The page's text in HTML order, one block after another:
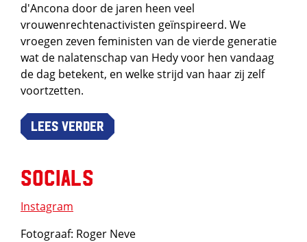
d'Ancona door de jaren heen veel
vrouwenrechtenactivisten geïnspireerd. We
vroegen zeven feministen van de vierde generatie
wat de nalatenschap van Hedy voor hen vandaag
de dag betekent, en welke strijd van haar zij zelf
voortzetten.
Lees verder
Socials
Instagram
Fotograaf: Roger Neve